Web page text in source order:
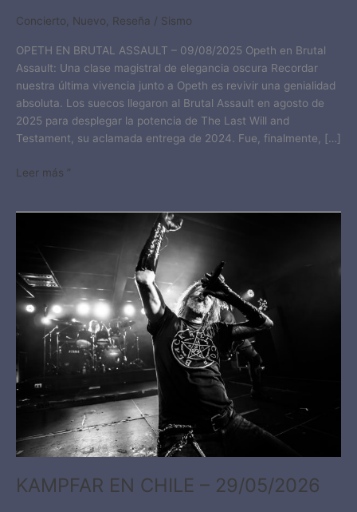
Concierto Nuevo Reseña / Sismo
OPETH EN BRUTAL ASSAULT – 09/08/2025​ Opeth en Brutal
Assault: Una clase magistral de elegancia oscura Recordar
nuestra última vivencia junto a Opeth es revivir una genialidad
absoluta. Los suecos llegaron al Brutal Assault en agosto de
2025 para desplegar la potencia de The Last Will and
Testament, su aclamada entrega de 2024. Fue, finalmente, […]
Leer más ”
KAMPFAR EN CHILE – 29/05/2026​
CHILE
–
29/05/2026​